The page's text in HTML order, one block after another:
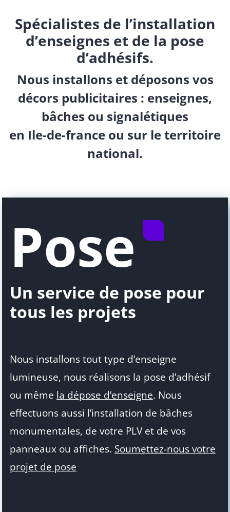
Spécialistes de l’installation
d’enseignes et de la pose
d’adhésifs.
Nous installons et déposons vos
décors publicitaires : enseignes,
bâches ou signalétiques
en Ile-de-france ou sur le territoire
national.
Pose
Un service de pose pour
tous les projets
Nous installons tout type d’enseigne
lumineuse, nous réalisons la pose d’adhésif
ou même la dépose d’enseigne. Nous
effectuons aussi l’installation de bâches
monumentales, de votre PLV et de vos
panneaux ou affiches. Soumettez-nous votre
projet de pose